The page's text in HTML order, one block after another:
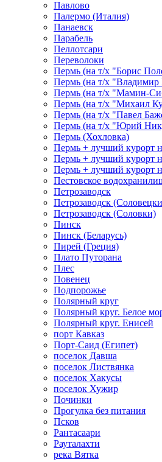
Павлово
Палермо (Италия)
Панаевск
Парабель
Пеллотсари
Переволоки
Пермь (на т/х "Борис
Пермь (на т/х "Владимир
Пермь (на т/х "Мамин-
Пермь (на т/х "Михаил
Пермь (на т/х "Павел
Пермь (на т/х "Юрий
Пермь (Хохловка)
Пермь + лучший курорт
Пермь + лучший курорт
Пермь + лучший курорт
Пестовское
Петрозаводск
Петрозаводск
Петрозаводск (Соловки)
Пинск
Пинск (Беларусь)
Пирей (Греция)
Плато Путорана
Плес
Повенец
Подпорожье
Полярный круг
Полярный круг. Белое
Полярный круг. Енисей
порт Кавказ
Порт-Саид (Египет)
поселок Давша
поселок Листвянка
поселок Хакусы
поселок Хужир
Починки
Прогулка без питания
Псков
Рантасаари
Рауталахти
река Вятка